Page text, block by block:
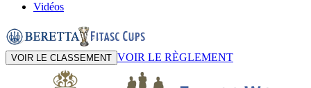
Vidéos
VOIR LE CLASSEMENT VOIR LE RÈGLEMENT